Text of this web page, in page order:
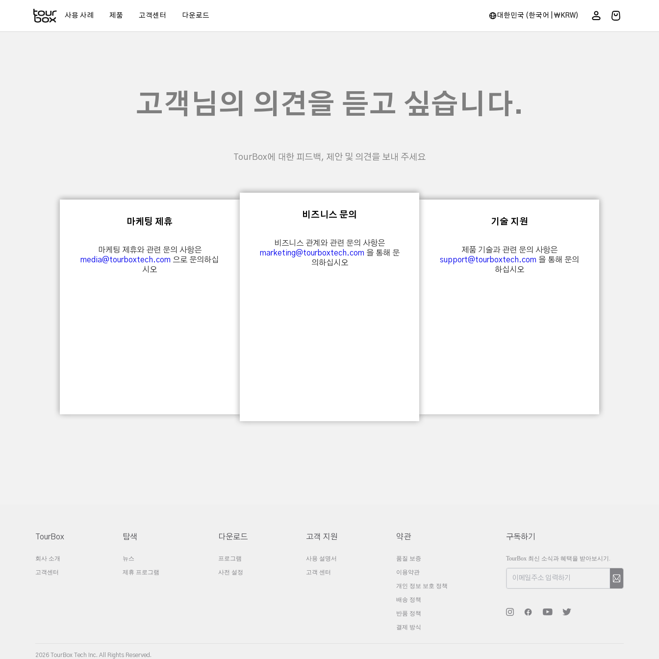
사용 사례 제품 고객센터 다운로드 대한민국 (한국어 | ₩KRW)
고객님의 의견을 듣고 싶습니다.
TourBox에 대한 피드백, 제안 및 의견을 보내 주세요
마케팅 제휴
마케팅 제휴와 관련 문의 사항은
media@tourboxtech.com 으로 문의하십
시오
비즈니스 문의
비즈니스 관계와 관련 문의 사항은
marketing@tourboxtech.com 을 통해 문
의하십시오
기술 지원
제품 기술과 관련 문의 사항은
support@tourboxtech.com 을 통해 문의
하십시오
TourBox
회사 소개
고객센터
탐색
뉴스
제휴 프로그램
다운로드
프로그램
사전 설정
고객 지원
사용 설명서
고객 센터
약관
품질 보증
이용약관
개인 정보 보호 정책
배송 정책
반품 정책
결제 방식
구독하기
TourBox 최신 소식과 혜택을 받아보시기.
2026 TourBox Tech Inc. All Rights Reserved.